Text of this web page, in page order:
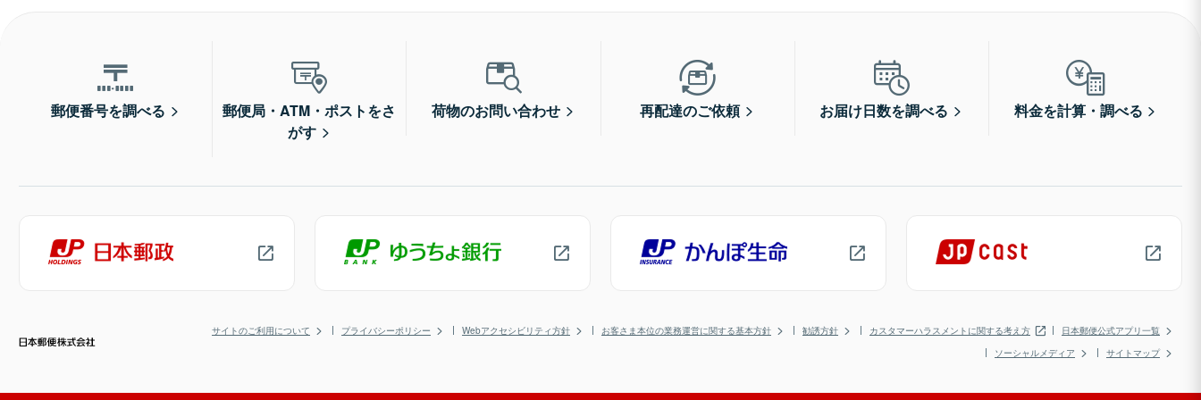
郵便番号を調べる
郵便局・ATM・ポストをさ
がす
荷物のお問い合わせ 再配達のご依頼 お届け日数を調べる 料金を計算・調べる
サイトのご利用について プライバシーポリシー Webアクセシビリティ方針 お客さま本位の業務運営に関する基本方針 勧誘方針 カスタマーハラスメントに関する考え方
日本郵便公式アプリ一覧
ソーシャルメディア
サイトマップ